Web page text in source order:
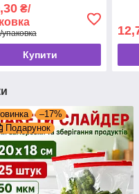
₴/
Купити
–17%
Подарунок